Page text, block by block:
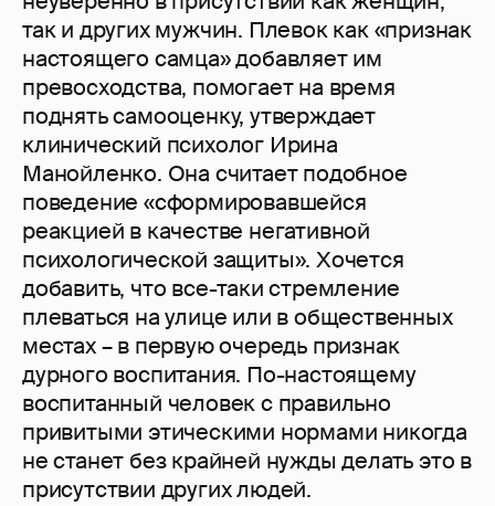
так и других мужчин. Плевок как «признак
настоящего самца» добавляет им
превосходства, помогает на время
поднять самооценку, утверждает
клинический психолог Ирина
Манойленко. Она считает подобное
поведение «сформировавшейся
реакцией в качестве негативной
психологической защиты». Хочется
добавить, что все-таки стремление
плеваться на улице или в общественных
местах – в первую очередь признак
дурного воспитания. По-настоящему
воспитанный человек с правильно
привитыми этическими нормами никогда
не станет без крайней нужды делать это в
присутствии других людей.